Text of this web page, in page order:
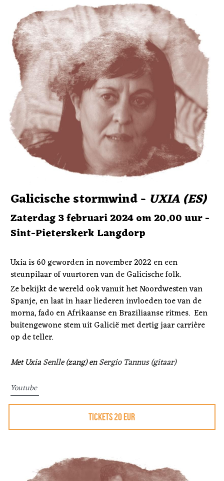
Galicische stormwind - UXIA (ES)
Zaterdag 3 februari 2024 om 20.00 uur -
Sint-Pieterskerk Langdorp
Uxía is 60 geworden in november 2022 en een
steunpilaar of vuurtoren van de Galicische folk.
Ze bekijkt de wereld ook vanuit het Noordwesten van
Spanje, en laat in haar liederen invloeden toe van de
morna, fado en Afrikaanse en Braziliaanse ritmes.  Een
buitengewone stem uit Galicië met dertig jaar carrière
op de teller.
Met Uxia Senlle (zang) en Sergio Tannus (gitaar)
Youtube
TICKETS 20 EUR